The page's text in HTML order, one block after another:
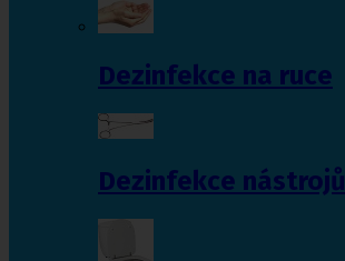
Dezinfekce na ruce
Dezinfekce nástrojů